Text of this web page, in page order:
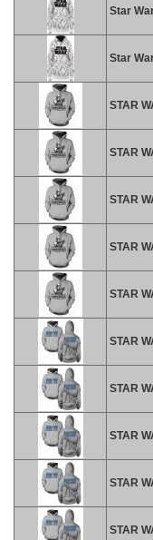
Star
Star
STAR
STAR
STAR
STAR
STAR
STAR
STAR
STAR
STAR
STAR